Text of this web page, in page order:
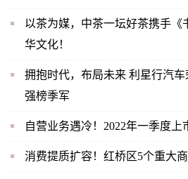
以茶为媒，中茶一坛好茶携手《
华文化！
拥抱时代，布局未来 利星行汽车
强榜季军
自营业务遇冷！2022年一季度
消费提质扩容！红桥区5个重大